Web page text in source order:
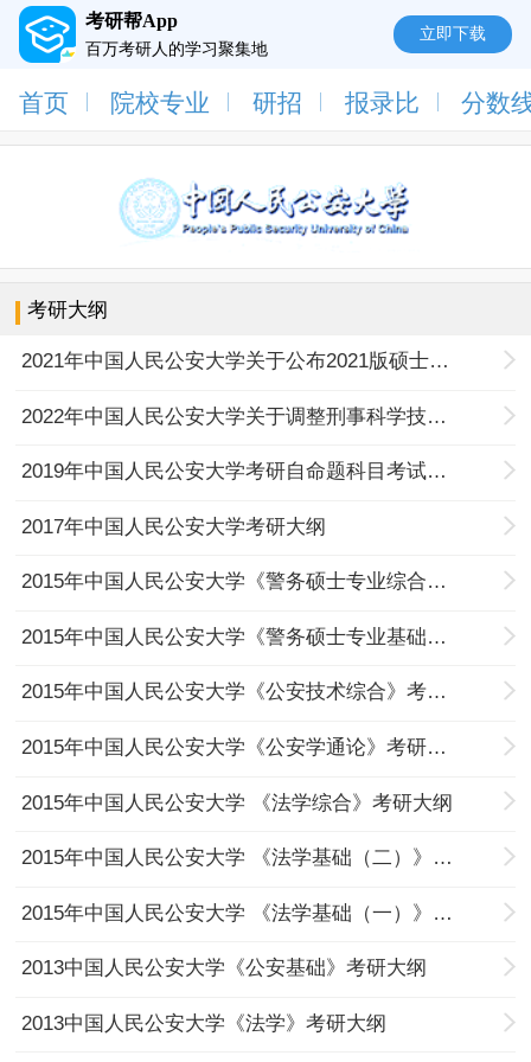
考研帮App
百万考研人的学习聚集地
立即下载
首页 院校专业 研招 报录比 分数
考研大纲
2021年中国人民公安大学关于公布2021版硕士招生自命题科目考试大纲的通知
2022年中国人民公安大学关于调整刑事科学技术二级学科初试科目的通知
2019年中国人民公安大学考研自命题科目考试大纲
2017年中国人民公安大学考研大纲
2015年中国人民公安大学《警务硕士专业综合》考研大纲
2015年中国人民公安大学《警务硕士专业基础》考研大纲
2015年中国人民公安大学《公安技术综合》考研大纲
2015年中国人民公安大学《公安学通论》考研大纲
2015年中国人民公安大学 《法学综合》考研大纲
2015年中国人民公安大学 《法学基础（二）》考研大纲
2015年中国人民公安大学 《法学基础（一）》考研大纲
2013中国人民公安大学《公安基础》考研大纲
2013中国人民公安大学《法学》考研大纲